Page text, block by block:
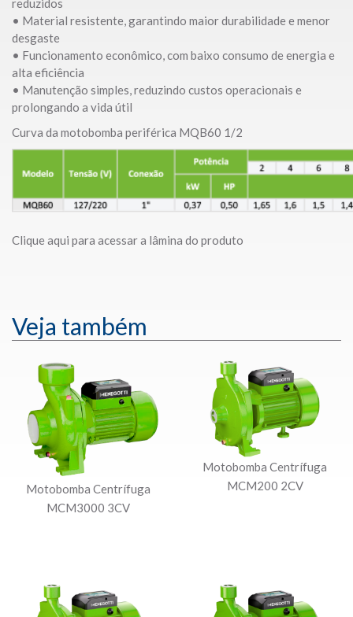
reduzidos
• Material resistente, garantindo maior durabilidade e menor
desgaste
• Funcionamento econômico, com baixo consumo de energia e
alta eficiência
• Manutenção simples, reduzindo custos operacionais e
prolongando a vida útil
Curva da motobomba periférica MQB60 1/2
Clique aqui para acessar a lâmina do produto
Veja também
Motobomba Centrífuga
MCM3000 3CV
Motobomba Centrífuga
MCM200 2CV